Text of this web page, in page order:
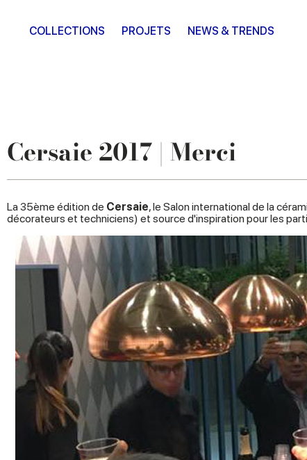
COLLECTIONS PROJETS NEWS & TRENDS
Cersaie 2017 | Merci
La 35ème édition de Cersaie, le Salon international de la
décorateurs et techniciens) et source d'inspiration pour les